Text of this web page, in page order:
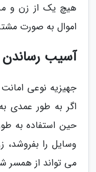
هیچ یک از زن و
اموال به صورت
آسیب رساندن
جهیزیه نوعی
اگر به طور عمدی
حین استفاده به
وسایل را
می تواند از همسر